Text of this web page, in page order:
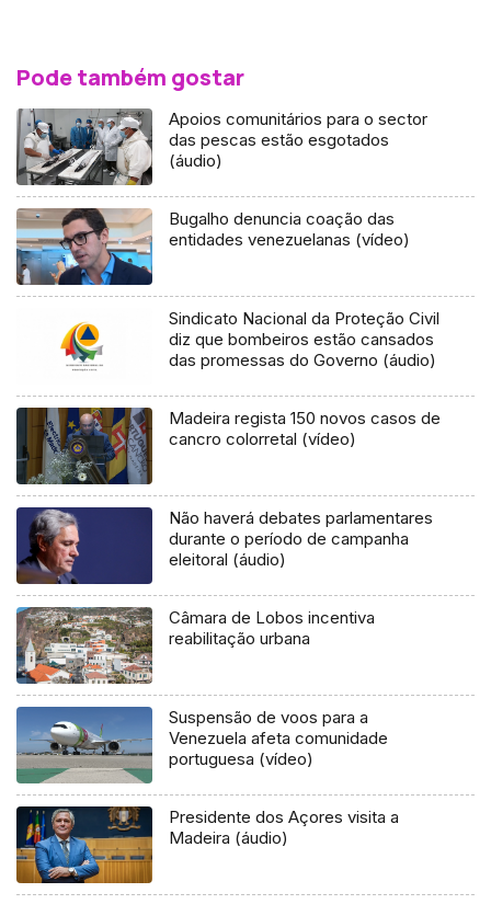
Pode também gostar
Apoios comunitários para o sector
das pescas estão esgotados
(áudio)
Bugalho denuncia coação das
entidades venezuelanas (vídeo)
Sindicato Nacional da Proteção Civil
diz que bombeiros estão cansados
das promessas do Governo (áudio)
Madeira regista 150 novos casos de
cancro colorretal (vídeo)
Não haverá debates parlamentares
durante o período de campanha
eleitoral (áudio)
Câmara de Lobos incentiva
reabilitação urbana
Suspensão de voos para a
Venezuela afeta comunidade
portuguesa (vídeo)
Presidente dos Açores visita a
Madeira (áudio)